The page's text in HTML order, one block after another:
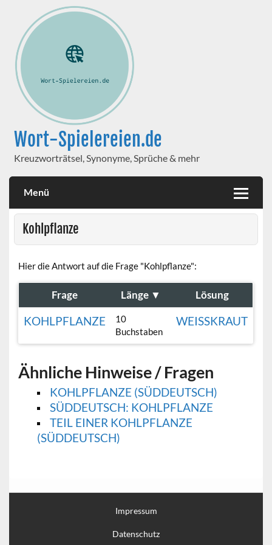
Wort-Spielereien.de
Kreuzworträtsel, Synonyme, Sprüche & mehr
Menü
Kohlpflanze
Hier die Antwort auf die Frage "Kohlpflanze":
Frage Länge ▼ Lösung
KOHLPFLANZE
10
Buchstaben
WEISSKRAUT
Ähnliche Hinweise / Fragen
KOHLPFLANZE (SÜDDEUTSCH)
SÜDDEUTSCH: KOHLPFLANZE
TEIL EINER KOHLPFLANZE
(SÜDDEUTSCH)
Impressum
Datenschutz